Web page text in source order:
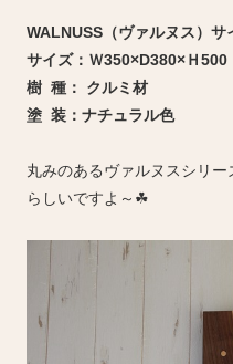
WALNUSS（ヴァルヌス）サ
サイズ：Ｗ350×D380×Ｈ500
樹 種： クルミ材
塗 装：ナチュラル色
丸みのあるヴァルヌスシリ
らしいですよ～☘